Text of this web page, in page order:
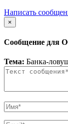
Написать
×
Сообщение для
Тема: Банка-